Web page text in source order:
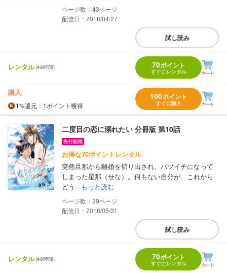
43
配信日：2018/04/27
試し読み
レンタル(48時間) 70ポイント
すぐにレンタル
購入
1%還元 ：1ポイント獲得
100ポイント
すぐに購入
二度目の恋に溺れたい 分冊版 第10話
お得な70ポイントレンタル
突然旦那から離婚を切り出され、バツイチになって
しまった星那（せな）。何もない自分が、これから
どう...もっと読む
39
配信日：2018/05/31
試し読み
レンタル(48時間) 70ポイント
すぐにレンタル